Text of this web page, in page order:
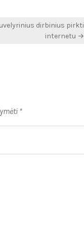
dirbinius pirkti
internetu →
*